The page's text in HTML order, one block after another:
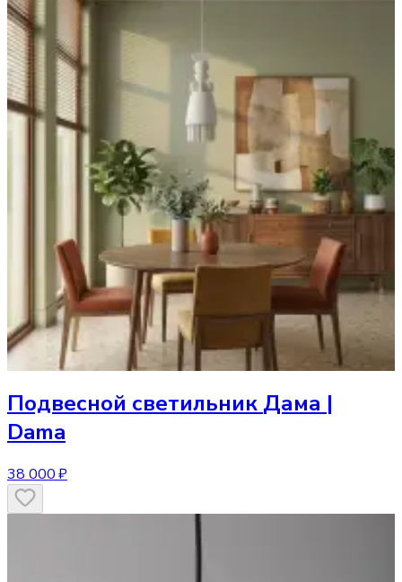
Подвесной светильник Дама |
Dama
38 000 ₽